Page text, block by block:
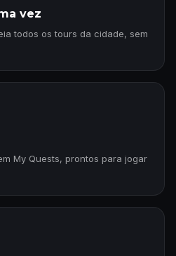
vez
todos os tours da cidade, sem
My Quests, prontos para jogar